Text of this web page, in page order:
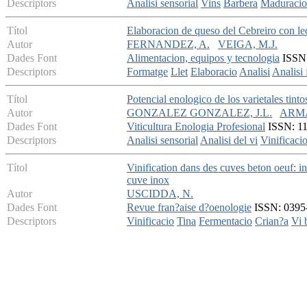
Descriptors Analisi sensorial Vins Barbera Maduracio
Títol
Elaboracion de queso del Cebreiro con
Autor
FERNANDEZ, A.
VEIGA, M.J.
Dades Font
Alimentacion, equipos y tecnologia
Descriptors
Formatge Llet ElaboracioAnalisiAnalisi
Títol
Potencial enologico de los varietales
Autor
GONZALEZ GONZALEZ, J.L.
Dades Font
Viticultura Enologia Profesional ISSN:
Descriptors
Analisi sensorialAnalisi del vi Vinificacio
Títol
Vinification dans des cuves beton oeuf:
cuve inox
Autor
USCIDDA, N.
Dades Font
Revue fran?aise d?oenologie ISSN:
Descriptors
Vinificacio Tina Fermentacio Crian?a Vi